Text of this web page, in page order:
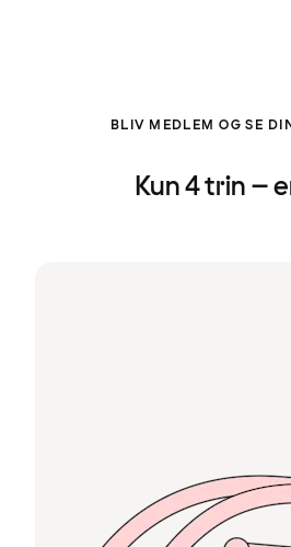
BLIV MEDLEM OG SE
Kun 4 trin –